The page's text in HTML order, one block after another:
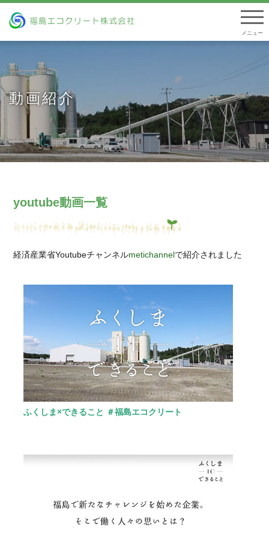
動画紹介
youtube動画一覧
経済産業省Youtubeチャンネルmetichannelで紹介されました
ふくしま×できること ＃福島エコクリート